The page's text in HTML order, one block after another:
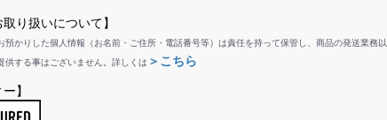
取り扱いについて】
預かりした個人情報（お名前・ご住所・電話番号等）は責任を持って保管し、商品の発送業務以
供する事はございません。詳しくは ＞こちら
】